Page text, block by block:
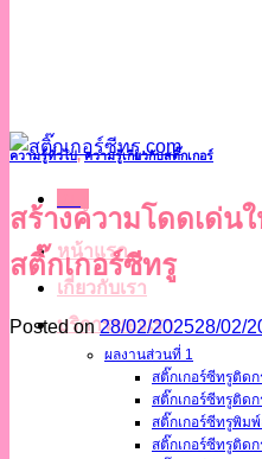
หน้าแรก
เกี่ยวกับเรา
บริการของเรา
ผลงานส่วนที่ 1
สติ๊กเกอร์ซีทรูติดก
สติ๊กเกอร์ซีทรูติดก
สติ๊กเกอร์ซีทรูพิม
สติ๊กเกอร์ซีทรูติด
ความรู้ทั่วไป,ความรู้เกี่ยวกับสติ๊กเกอร์
สร้างความโดดเด่น
สติ๊กเกอร์ซีทรู
Posted on28/02/202528/02/